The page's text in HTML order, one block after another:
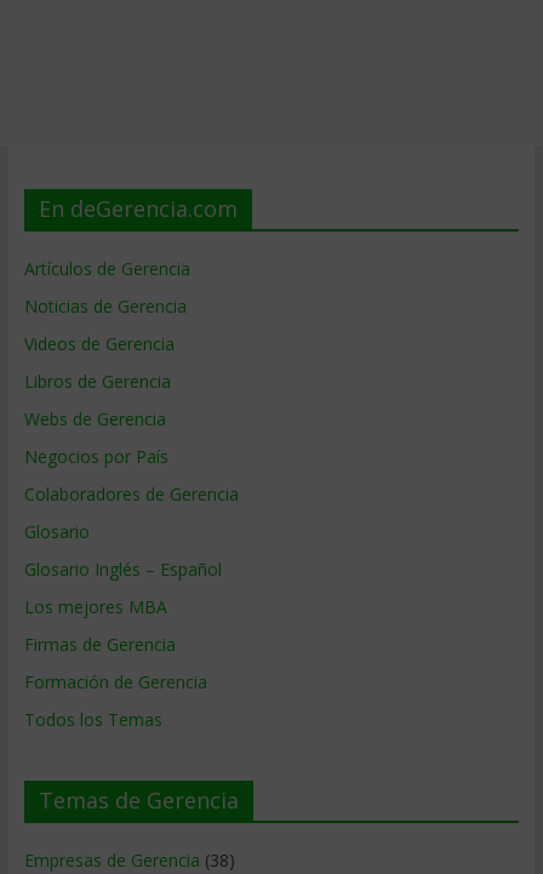
En deGerencia.com
Artículos de Gerencia
Noticias de Gerencia
Videos de Gerencia
Libros de Gerencia
Webs de Gerencia
Negocios por País
Colaboradores de Gerencia
Glosario
Glosario Inglés – Español
Los mejores MBA
Firmas de Gerencia
Formación de Gerencia
Todos los Temas
Temas de Gerencia
Empresas de Gerencia (38)